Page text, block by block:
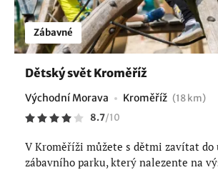
Zábavné
Dětský svět Kroměříž
Východní Morava Kroměříž (18 km)
8.7/10
V Kroměříži můžete s dětmi zavítat
zábavního parku, který nalezente na